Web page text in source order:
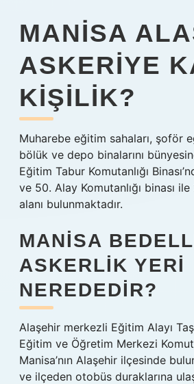
MANISA
ASKERIYE
KIŞILIK?
Muharebe eğitim sahaları, şoför
bölük ve depo binalarını
Eğitim Tabur Komutanlığı
ve 50. Alay Komutanlığı binası
alanı bulunmaktadır.
MANISA
ASKERLIK YERI
NEREDEDIR?
Alaşehir merkezli Eğitim Alayı
Eğitim ve Öğretim Merkezi
Manisa’nın Alaşehir ilçesinde
ve ilçeden otobüs duraklarına